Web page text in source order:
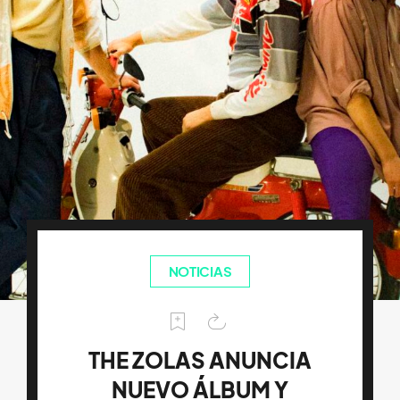
NOTICIAS
THE ZOLAS ANUNCIA
NUEVO ÁLBUM Y